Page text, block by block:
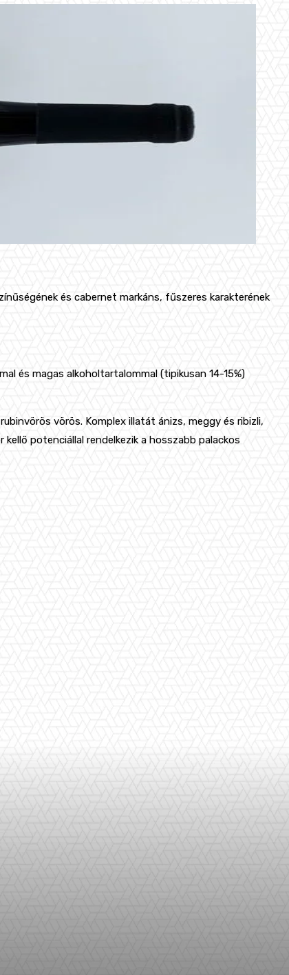
és cabernet markáns, fűszeres karakterének
és magas alkoholtartalommal (tipikusan 14-15%)
vörös. Komplex illatát ánizs, meggy és ribizli,
potenciállal rendelkezik a hosszabb palackos